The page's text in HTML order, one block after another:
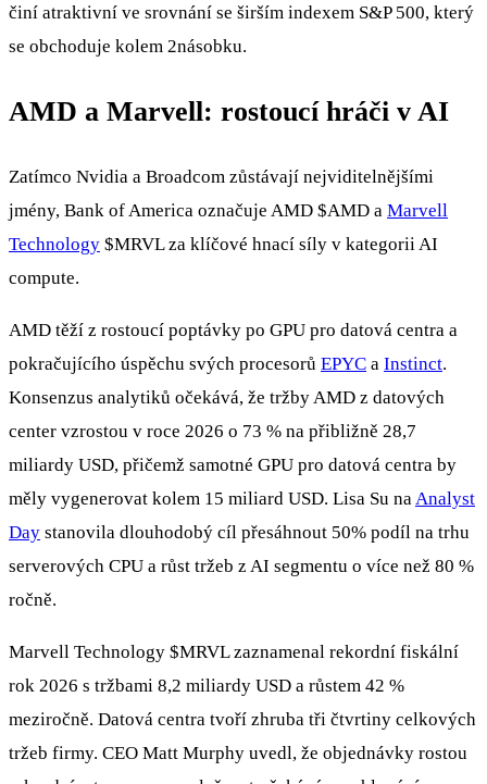
činí atraktivní ve srovnání se širším indexem S&P 500, který
se obchoduje kolem 2násobku.
AMD a Marvell: rostoucí hráči v AI
Zatímco Nvidia a Broadcom zůstávají nejviditelnějšími
jmény, Bank of America označuje AMD $AMD a Marvell
Technology $MRVLza klíčové hnací síly v kategorii AI
compute.
AMD těží z rostoucí poptávky po GPU pro datová centra a
pokračujícího úspěchu svých procesorů EPYC a Instinct.
Konsenzus analytiků očekává, že tržby AMD z datových
center vzrostou v roce 2026 o 73 % na přibližně 28,7
miliardy USD, přičemž samotné GPU pro datová centra by
měly vygenerovat kolem 15 miliard USD. Lisa Su naAnalyst
Day stanovila dlouhodobý cíl přesáhnout 50% podíl na trhu
serverových CPU a růst tržeb z AI segmentu o více než 80 %
ročně.
Marvell Technology $MRVLzaznamenal rekordní fiskální
rok 2026 s tržbami 8,2 miliardy USD a růstem 42 %
meziročně. Datová centra tvoří zhruba tři čtvrtiny celkových
tržeb firmy. CEO Matt Murphy uvedl, že objednávky rostou